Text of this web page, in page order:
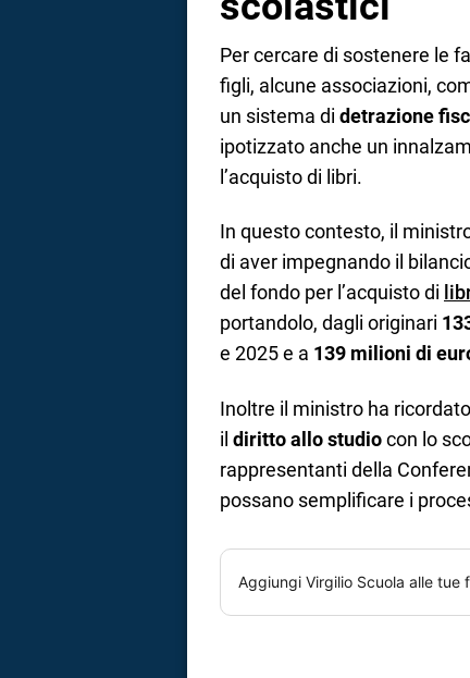
Per cercare di sostenere le
figli, alcune associazioni,
un sistema di detrazione
ipotizzato anche un
l’acquisto di libri.
In questo contesto, il
di aver impegnando il
del fondo per l’acquisto di
portandolo, dagli originari
e 2025 e a 139 milioni di
Inoltre il ministro ha
il diritto allo studiocon lo
rappresentanti della
possano semplificare i
Aggiungi Virgilio Scuola alle tue